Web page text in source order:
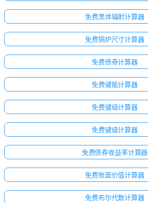
提
出
您
的
第
一
个
问
题
免费黑体辐射计算器
免费锅炉尺寸计算器
免费债券计算器
免费键能计算器
免费键级计算器
免费键级计算器
免费债券收益率计算器
免费账面价值计算器
免费布尔代数计算器